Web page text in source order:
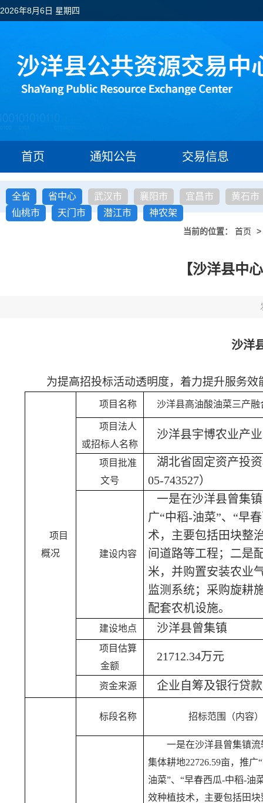
2026年8月6日 星期四
首页 通知公告 交易信息
全省 省中心 武汉市 襄阳市 宜昌市
黄石市
仙桃市
天门市 潜江市 神农架
当前的位置： 首页 >
【沙洋县中
沙洋
为提高招投标活动透明度，着力提升服务
项目
概况
项目名称 沙洋县高油酸油菜三产融
项目法人
或招标人名称
沙洋县宇博农业产
项目批准
文号
湖北省固定资产投
05-743527）
建设内容
一是在沙洋县曾集
广“中稻-油菜”、“早
术，主要包括田块整
间道路等工程；二是
米，并购置安装农业
监测系统；采购旋耕
配套农机设施。
建设地点 沙洋县曾集镇
项目估算
金额
21712.34万元
资金来源 企业 自筹及银行贷款
标段名称 招标范围（内容
一是在沙洋县曾集镇流
集体耕地22726.59亩，推广
油菜”、“早春西瓜-中稻-油
效种植技术，主要包括田块